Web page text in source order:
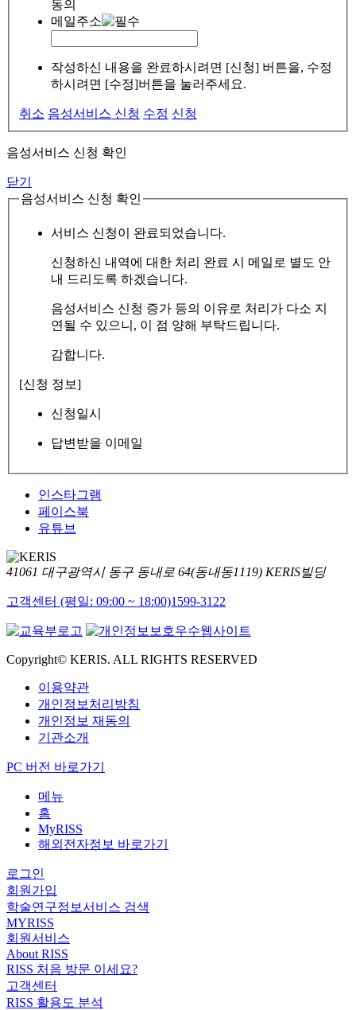
동의
메일주소
작성하신 내용을 완료하시려면 [신청] 버튼을, 수정
하시려면 [수정]버튼을 눌러주세요.
취소 음성서비스 신청 수정 신청
음성서비스 신청 확인
닫기
음성서비스 신청 확인
서비스 신청이 완료되었습니다.
신청하신 내역에 대한 처리 완료 시 메일로 별도 안
내 드리도록 하겠습니다.
음성서비스 신청 증가 등의 이유로 처리가 다소 지
연될 수 있으니, 이 점 양해 부탁드립니다.
감합니다.
[신청 정보]
신청일시
답변받을 이메일
인스타그램
페이스북
유튜브
41061 대구광역시 동구 동내로 64(동내동1119) KERIS빌딩
고객센터 (평일: 09:00 ~ 18:00)1599-3122
Copyright© KERIS. ALL RIGHTS RESERVED
이용약관
개인정보처리방침
개인정보 재동의
기관소개
PC 버전 바로가기
메뉴
홈
MyRISS
해외전자정보 바로가기
로그인
회원가입
학술연구정보서비스 검색
MYRISS
회원서비스
About RISS
RISS 처음 방문 이세요?
고객센터
RISS 활용도 분석